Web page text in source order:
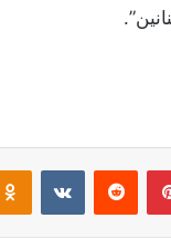
.
بينتيريست